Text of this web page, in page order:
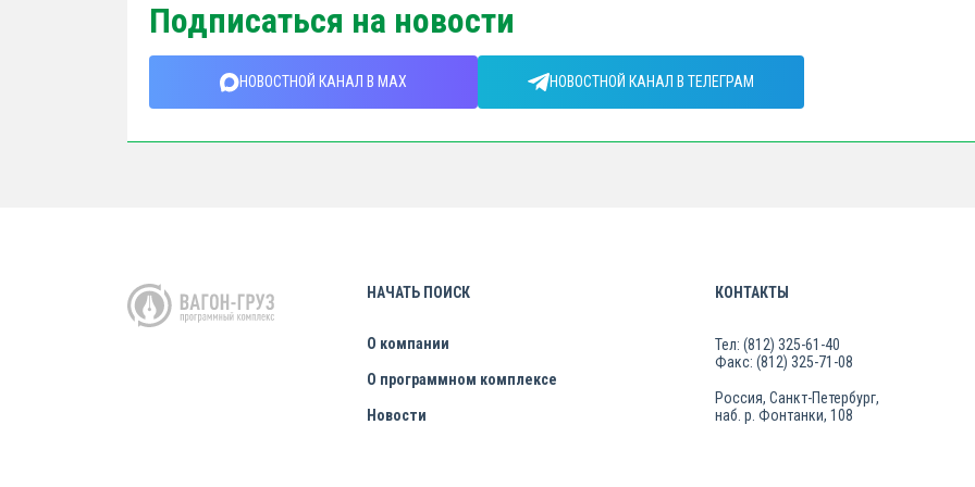
Подписаться на новости
НОВОСТНОЙ КАНАЛ В MAX НОВОСТНОЙ КАНАЛ В ТЕЛЕГРАМ
НАЧАТЬ ПОИСК
О компании
О программном комплексе
Новости
КОНТАКТЫ
Тел: (812) 325-61-40
Факс: (812) 325-71-08
Россия, Санкт-Петербург,
наб. р. Фонтанки, 108